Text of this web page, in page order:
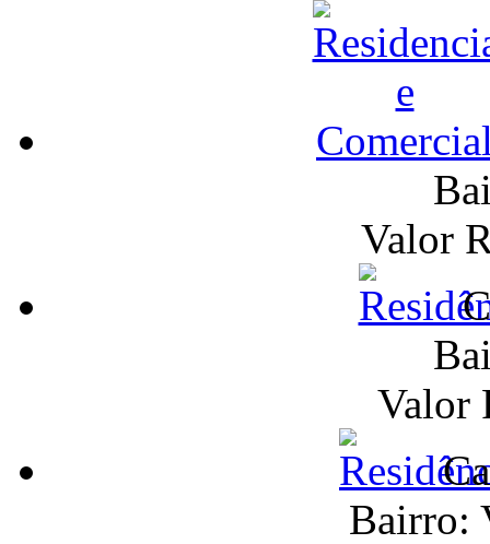
Valor
Valor
Bairro: